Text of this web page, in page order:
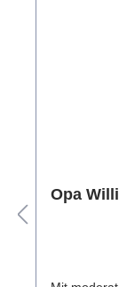
Opa